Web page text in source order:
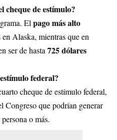
cheque de estímulo?
El pago más alto
Alaska, mientras que en
ser de hasta 725 dólares
federal?
cheque de estímulo federal,
Congreso que podrían generar
o más.